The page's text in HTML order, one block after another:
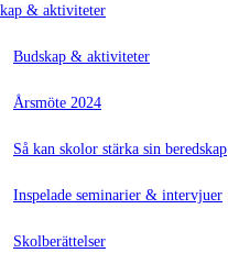
& aktiviteter
Budskap & aktiviteter
Årsmöte 2024
Så kan skolor stärka sin beredskap
Inspelade seminarier & intervjuer
Skolberättelser